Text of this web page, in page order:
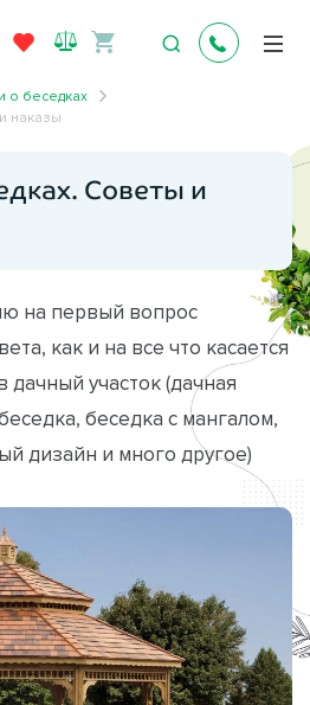
о беседках
наказы
Советы и
на первый вопрос
как и на все что касается
участок (дачная
беседка с мангалом,
дизайн и много другое)